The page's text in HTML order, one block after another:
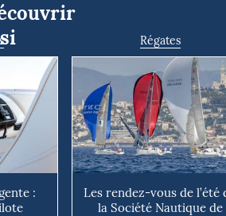
:
Régates
Les rendez-vous de l’été
la Société Nautique de